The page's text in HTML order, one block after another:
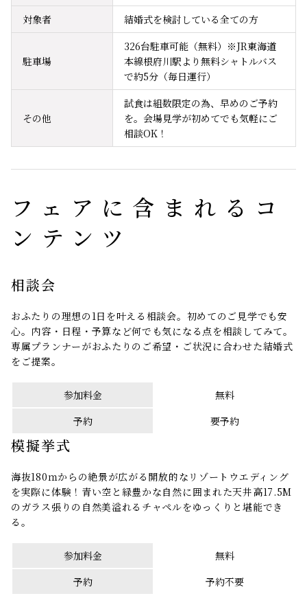
対象者
結婚式を検討している全ての方
駐車場
326台駐車可能（無料）※JR東海道
本線根府川駅より無料シャトルバス
で約5分（毎日運行）
その他
試食は組数限定の為、早めのご予約
を。会場見学が初めてでも気軽にご
相談OK！
フェアに含まれるコ
ンテンツ
相談会
おふたりの理想の1日を叶える相談会。初めてのご見学でも安
心。内容・日程・予算など何でも気になる点を相談してみて。
専属プランナーがおふたりのご希望・ご状況に合わせた結婚式
をご提案。
参加料金
無料
予約
要予約
模擬挙式
海抜180ｍからの絶景が広がる開放的なリゾートウエディング
を実際に体験！青い空と緑豊かな自然に囲まれた天井高17.5M
のガラス張りの自然美溢れるチャペルをゆっくりと堪能でき
る。
参加料金
無料
予約
予約不要